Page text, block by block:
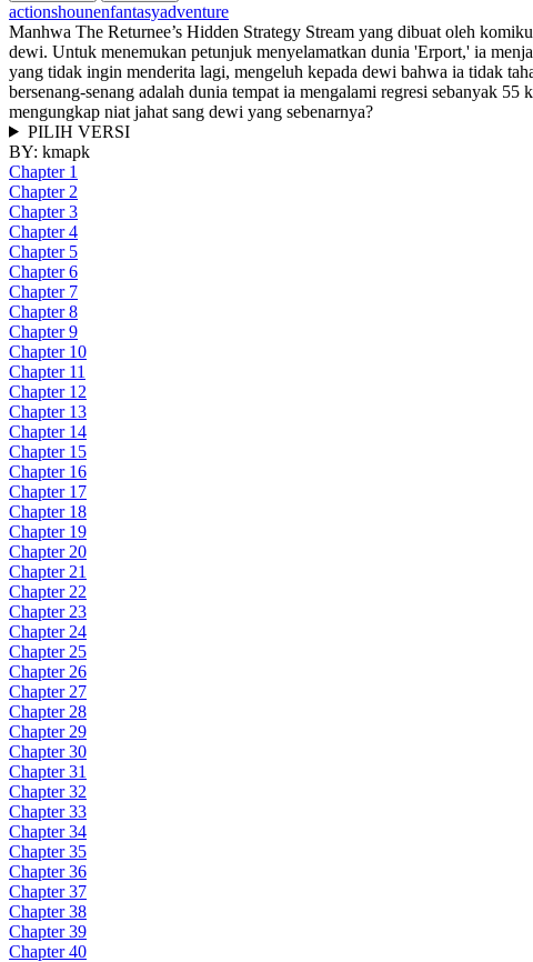
actionshounenfantasyadventure
Manhwa The Returnee’s Hidden Strategy Stream yang dibuat oleh
dewi. Untuk menemukan petunjuk menyelamatkan dunia 'Erport,' ia
yang tidak ingin menderita lagi, mengeluh kepada dewi bahwa ia tidak
bersenang-senang adalah dunia tempat ia mengalami regresi sebanyak
mengungkap niat jahat sang dewi yang sebenarnya?
PILIH VERSI
BY: kmapk
Chapter 1
Chapter 2
Chapter 3
Chapter 4
Chapter 5
Chapter 6
Chapter 7
Chapter 8
Chapter 9
Chapter 10
Chapter 11
Chapter 12
Chapter 13
Chapter 14
Chapter 15
Chapter 16
Chapter 17
Chapter 18
Chapter 19
Chapter 20
Chapter 21
Chapter 22
Chapter 23
Chapter 24
Chapter 25
Chapter 26
Chapter 27
Chapter 28
Chapter 29
Chapter 30
Chapter 31
Chapter 32
Chapter 33
Chapter 34
Chapter 35
Chapter 36
Chapter 37
Chapter 38
Chapter 39
Chapter 40